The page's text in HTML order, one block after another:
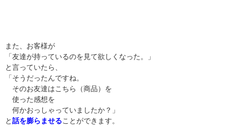
また、お客様が
「友達が持っているのを見て欲しくなった。」
と言っていたら、
「そうだったんですね。
そのお友達はこちら（商品）を
使った感想を
何かおっしゃっていましたか？」
と話を膨らませることができます。